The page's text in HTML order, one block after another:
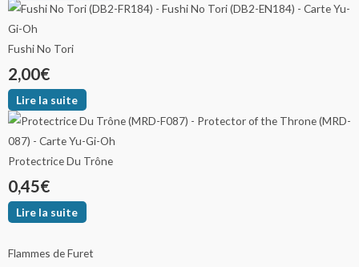
Fushi No Tori
2,00€
Lire la suite
Protectrice Du Trône
0,45€
Lire la suite
Flammes de Furet